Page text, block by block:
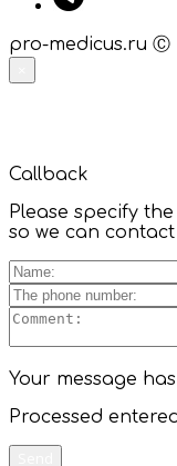
pro-medicus.ru Ⓒ
Callback
Please specify
so we can
Your message
Processed